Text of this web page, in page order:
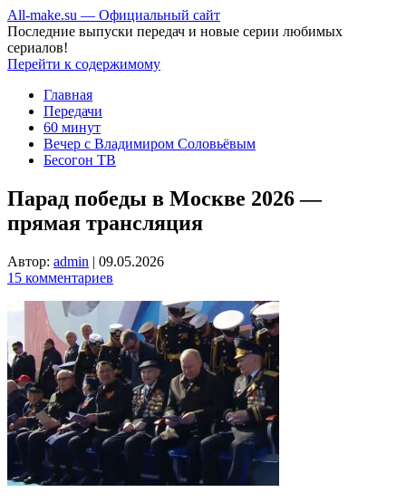
All-make.su — Официальный сайт
Последние выпуски передач и новые серии любимых
сериалов!
Перейти к содержимому
Главная
Передачи
60 минут
Вечер с Владимиром Соловьёвым
Бесогон ТВ
Парад победы в Москве 2026 —
прямая трансляция
Автор: admin | 09.05.2026
15 комментариев